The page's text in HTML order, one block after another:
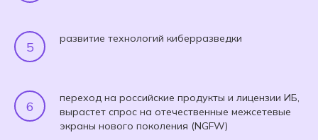
развитие технологий киберразведки
переход на российские продукты и лицензии ИБ,
вырастет спрос на отечественные межсетевые
экраны нового поколения (NGFW)